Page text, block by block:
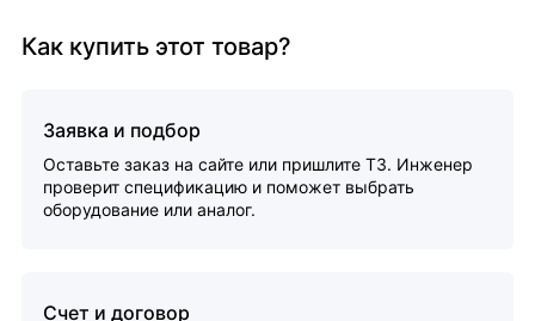
Как купить этот товар?
Заявка и подбор
Оставьте заказ на сайте или пришлите ТЗ. Инженер
проверит спецификацию и поможет выбрать
оборудование или аналог.
Счет и договор